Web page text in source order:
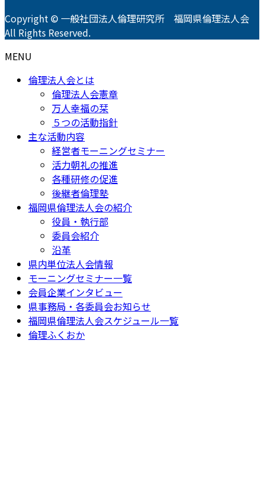
Copyright © 一般社団法人倫理研究所 福岡県倫理法人会
All Rights Reserved.
MENU
倫理法人会とは
倫理法人会憲章
万人幸福の栞
５つの活動指針
主な活動内容
経営者モーニングセミナー
活力朝礼の推進
各種研修の促進
後継者倫理塾
福岡県倫理法人会の紹介
役員・執行部
委員会紹介
沿革
県内単位法人会情報
モーニングセミナー一覧
会員企業インタビュー
県事務局・各委員会お知らせ
福岡県倫理法人会スケジュール一覧
倫理ふくおか